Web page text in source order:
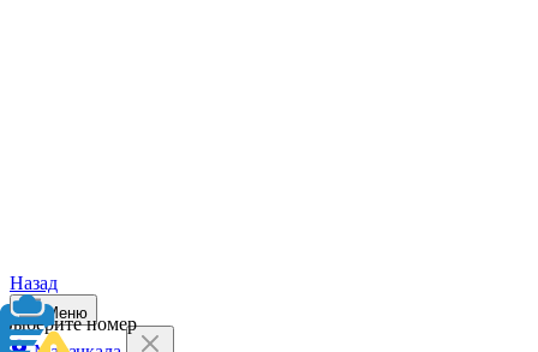
Назад
Выберите номер
Меню